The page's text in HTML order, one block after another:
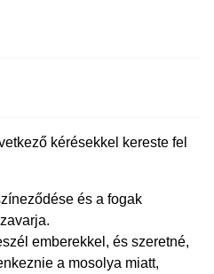
kérésekkel kereste fel
és a fogak
emberekkel, és szeretné,
a mosolya miatt,